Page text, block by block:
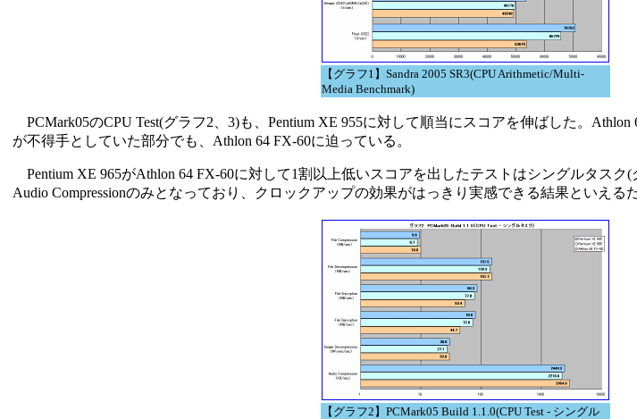
【グラフ1】Sandra 2005 SR3(CPU Arithmetic/Multi-
Media Benchmark)
PCMark05のCPU Test(グラフ2、3)も、Pentium XE 955に対して順当にスコアを伸ばした。Athlon
が不得手としていた部分でも、Athlon 64 FX-60に迫っている。
Pentium XE 965がAthlon 64 FX-60に対して1割以上低いスコアを出したテストはシングルタスク
Audio Compressionのみとなっており、クロックアップの効果がはっきり実感できる結果といえる
【グラフ2】PCMark05 Build 1.1.0(CPU Test - シングル